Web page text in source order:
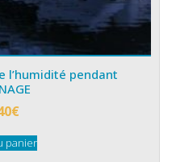
l’humidité pendant
€
panier